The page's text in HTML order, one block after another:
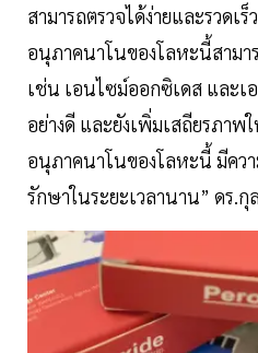
สามารถตรวจได้ง่ายและรวดเ
อนุภาคนาโนของโลหะนี้สาม
เช่น เอนไซม์ออกซิเดส และเ
อย่างดี และยังเพิ่มเสถียรภาพ
อนุภาคนาโนของโลหะนี้ มีคว
รักษาในระยะเวลานาน” ดร.กุ